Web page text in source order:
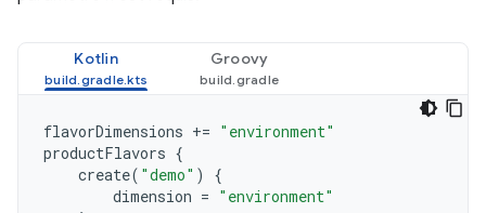
Kotlin Groovy
flavorDimensions += "environment"
productFlavors {
create( "demo" )
{
dimension = "environment"